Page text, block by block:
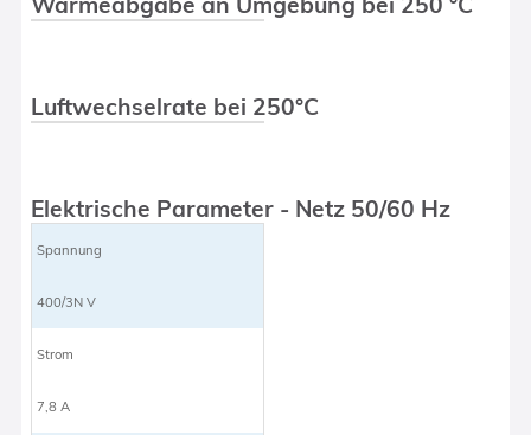
Luftwechselrate bei 250°C
Elektrische Parameter - Netz 50/60 Hz
Spannung
400/3N V
Strom
7,8 A